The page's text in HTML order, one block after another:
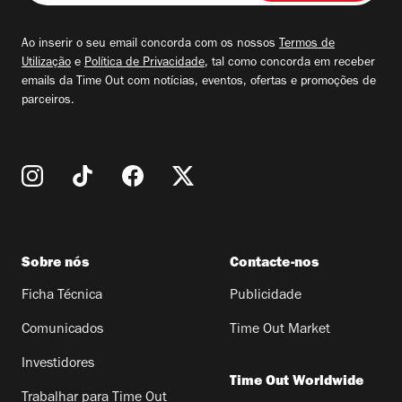
seu
Ao inserir o seu email concorda com os nossos Termos de
Utilização e Política de Privacidade, tal como concorda em receber
emails da Time Out com notícias, eventos, ofertas e promoções de
parceiros.
Sobre nós
Ficha Técnica
Comunicados
Investidores
Trabalhar para Time Out
Contacte-nos
Publicidade
Time Out Market
Time Out Worldwide